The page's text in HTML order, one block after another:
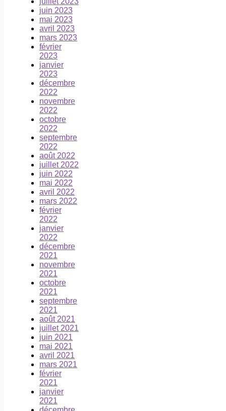
juin 2023
mai 2023
avril 2023
mars 2023
février
2023
janvier
2023
décembre
2022
novembre
2022
octobre
2022
septembre
2022
août 2022
juillet 2022
juin 2022
mai 2022
avril 2022
mars 2022
février
2022
janvier
2022
décembre
2021
novembre
2021
octobre
2021
septembre
2021
août 2021
juillet 2021
juin 2021
mai 2021
avril 2021
mars 2021
février
2021
janvier
2021